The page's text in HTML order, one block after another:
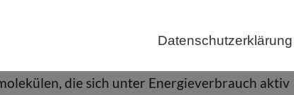
Datenschutzerklärung
muss ihre interne Logistik reibungslos
Zeit an den richtigen Ort transportiert werden.
beruhen auf spezifischen Wechselwirkungen
die sich unter Energieverbrauch aktiv